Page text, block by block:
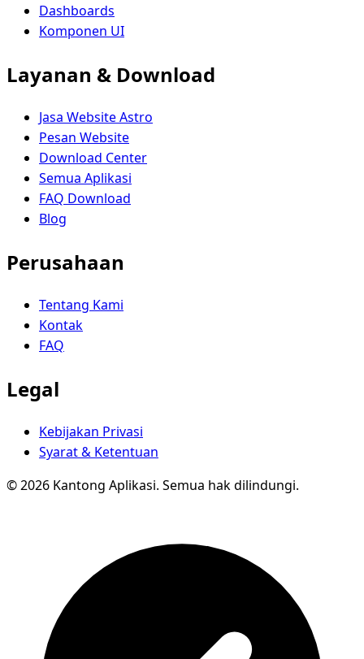
Dashboards
Komponen UI
Layanan & Download
Jasa Website Astro
Pesan Website
Download Center
Semua Aplikasi
FAQ Download
Blog
Perusahaan
Tentang Kami
Kontak
FAQ
Legal
Kebijakan Privasi
Syarat & Ketentuan
© 2026 Kantong Aplikasi. Semua hak dilindungi.